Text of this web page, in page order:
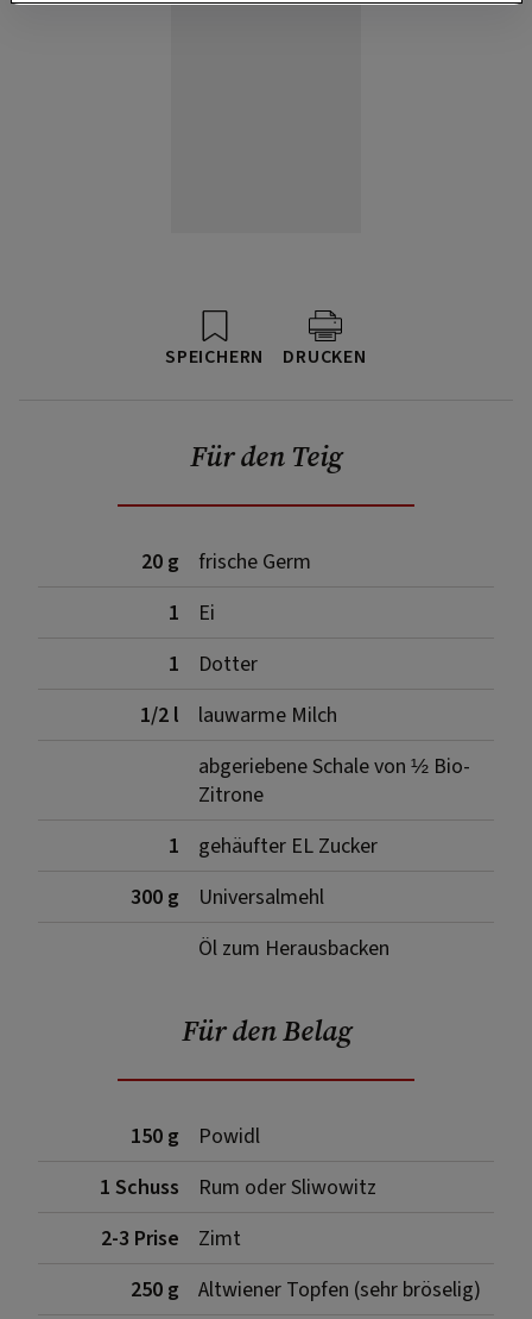
SPEICHERN DRUCKEN
Für den Teig
20 g
frische Germ
1
Ei
1
Dotter
1/2 l
lauwarme Milch
abgeriebene Schale von ½ Bio-
Zitrone
1
gehäufter EL Zucker
300 g
Universalmehl
Öl zum Herausbacken
Für den Belag
150 g
Powidl
1 Schuss
Rum oder Sliwowitz
2-3 Prise
Zimt
250 g
Altwiener Topfen (sehr bröselig)